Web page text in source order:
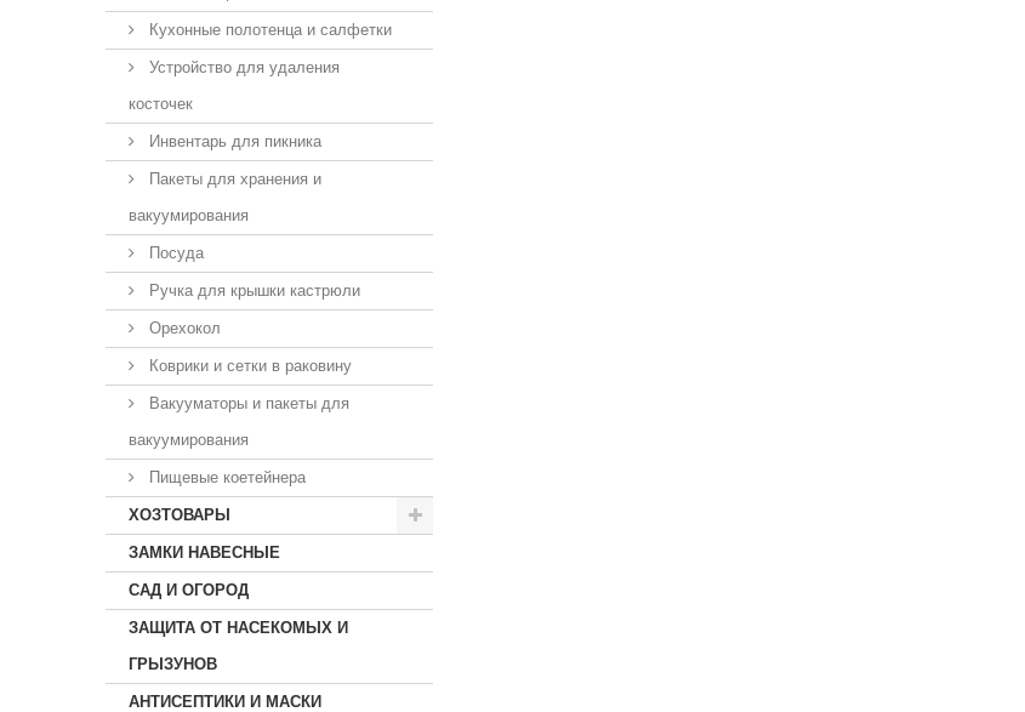
Кухонные полотенца и салфетки
Устройство для удаления
косточек
Инвентарь для пикника
Пакеты для хранения и
вакуумирования
Посуда
Ручка для крышки кастрюли
Орехокол
Коврики и сетки в раковину
Вакууматоры и пакеты для
вакуумирования
Пищевые коетейнера
ХОЗТОВАРЫ
ЗАМКИ НАВЕСНЫЕ
САД И ОГОРОД
ЗАЩИТА ОТ НАСЕКОМЫХ И
ГРЫЗУНОВ
АНТИСЕПТИКИ И МАСКИ